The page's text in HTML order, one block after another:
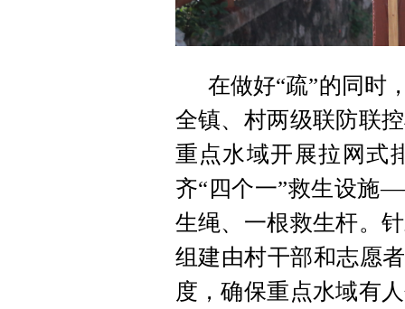
在做好“疏”的同时
全镇、村两级联防联
重点水域开展拉网式
齐“四个一”救生设施
生绳、一根救生杆。
组建由村干部和志愿
度，确保重点水域有